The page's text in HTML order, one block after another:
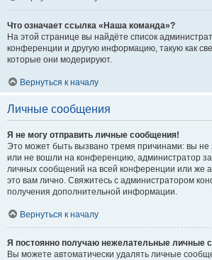
Что означает ссылка «Наша команда»?
На этой странице вы найдёте список
конференции и другую информацию, такую как
которые они модерируют.
Вернуться к началу
Личные сообщения
Я не могу отправить личные сообщения!
Это может быть вызвано тремя причинами: вы не
или не вошли на конференцию, администратор
личных сообщений на всей конференции или же
это вам лично. Свяжитесь с администратором
получения дополнительной информации.
Вернуться к началу
Я постоянно получаю нежелательные личные
Вы можете автоматически удалять личные